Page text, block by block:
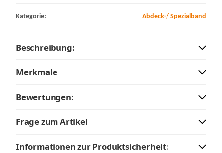
Kategorie: Abdeck-/ Spezialband
Beschreibung:
Merkmale
Bewertungen:
Frage zum Artikel
Informationen zur Produktsicherheit: